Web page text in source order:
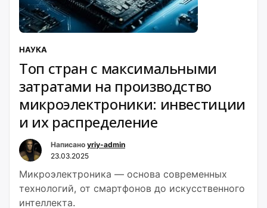
НАУКА
Топ стран с максимальными
затратами на производство
микроэлектроники: инвестиции
и их распределение
Написано yriy-admin
23.03.2025
Микроэлектроника — основа современных
технологий, от смартфонов до искусственного
интеллекта.